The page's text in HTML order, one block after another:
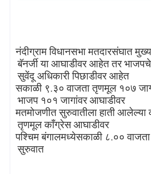
नंदीग्राम विधानसभा मतदारसंघात
बॅनर्जी या आघाडीवर आहेत तर
सुवेंदू अधिकारी पिछाडीवर आहेत
सकाळी ९.३० वाजता तृणमूल १०७
भाजप १०१ जागांवर आघाडीवर
मतमोजणीत सुरुवातीला हाती आलेल्या
तृणमूल काँग्रेस आघाडीवर
पश्चिम बंगालमध्येसकाळी ८.००
सुरुवात